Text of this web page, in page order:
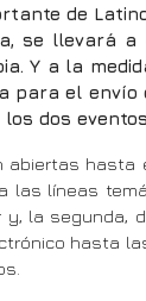
de
se llevará
Y a la
el
dos
líneas
la
hasta